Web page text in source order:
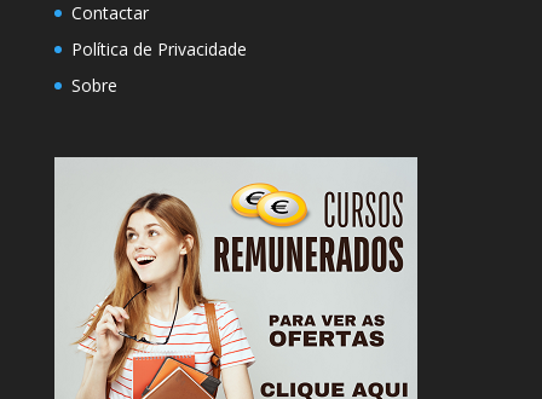
Contactar
Política de Privacidade
Sobre